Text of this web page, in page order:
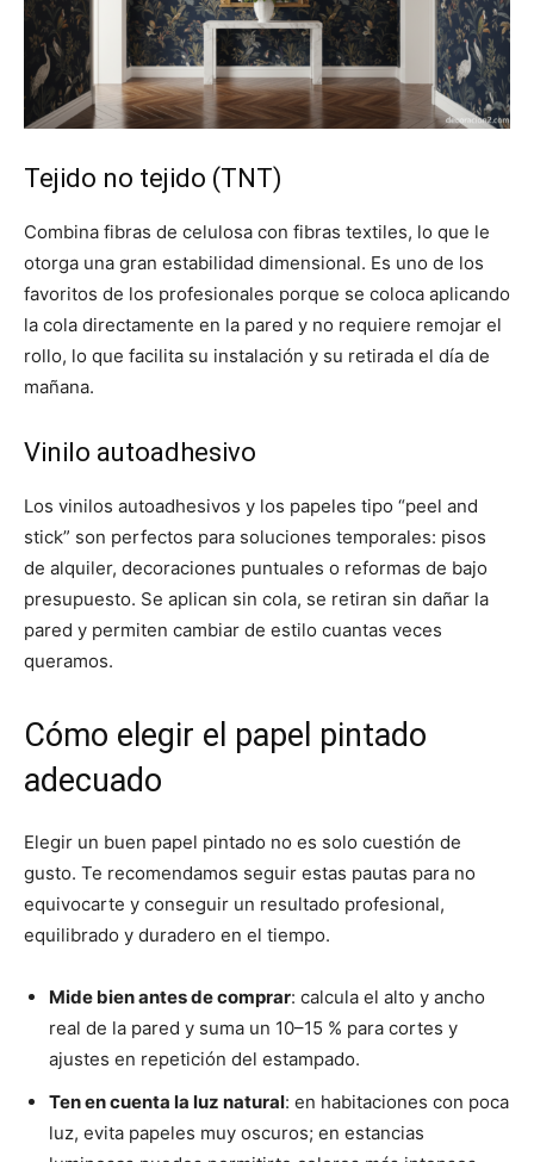
Tejido no tejido (TNT)
Combina fibras de celulosa con fibras textiles, lo que le
otorga una gran estabilidad dimensional. Es uno de los
favoritos de los profesionales porque se coloca aplicando
la cola directamente en la pared y no requiere remojar el
rollo, lo que facilita su instalación y su retirada el día de
mañana.
Vinilo autoadhesivo
Los vinilos autoadhesivos y los papeles tipo “peel and
stick” son perfectos para soluciones temporales: pisos
de alquiler, decoraciones puntuales o reformas de bajo
presupuesto. Se aplican sin cola, se retiran sin dañar la
pared y permiten cambiar de estilo cuantas veces
queramos.
Cómo elegir el papel pintado
adecuado
Elegir un buen papel pintado no es solo cuestión de
gusto. Te recomendamos seguir estas pautas para no
equivocarte y conseguir un resultado profesional,
equilibrado y duradero en el tiempo.
Mide bien antes de comprar: calcula el alto y ancho
real de la pared y suma un 10–15 % para cortes y
ajustes en repetición del estampado.
Ten en cuenta la luz natural: en habitaciones con poca
luz, evita papeles muy oscuros; en estancias